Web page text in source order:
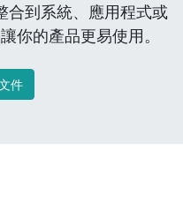
合到系統、應用程式或
你的產品更易使用。
件